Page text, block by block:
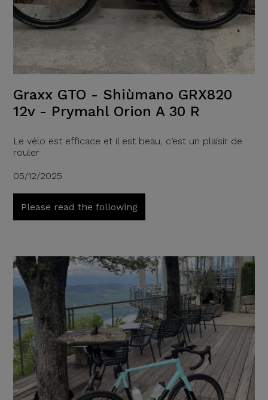
Graxx GTO - Shiùmano GRX820
12v - Prymahl Orion A 30 R
Le vélo est efficace et il est beau, c’est un plaisir de
rouler
05/12/2025
Please read the following